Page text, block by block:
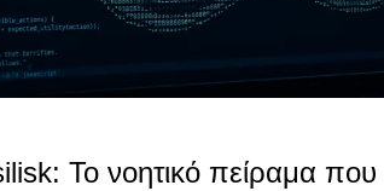
Το νοητικό πείραμα που